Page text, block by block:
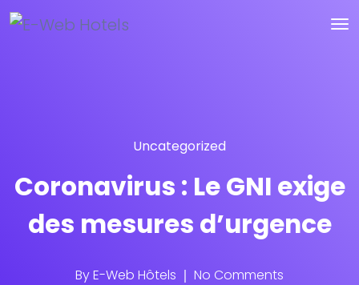
Uncategorized
Coronavirus : Le GNI exige
des mesures d’urgence
ByE-Web Hôtels No Comments